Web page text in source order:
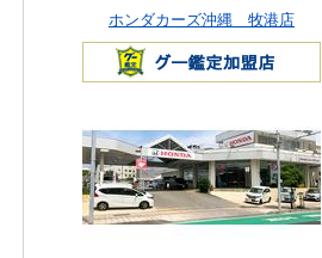
ホンダカーズ沖縄 牧港店